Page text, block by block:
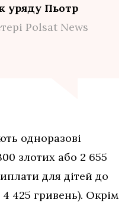
уряду Пьотр
Polsat News
одноразові
злотих або 2 655
для дітей до
4 425 гривень). Окрім